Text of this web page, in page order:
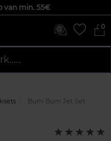
van min. 55€
0
Bum Bum Jet Set
5